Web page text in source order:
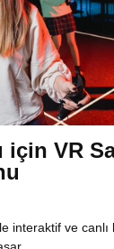
için VR
interaktif ve